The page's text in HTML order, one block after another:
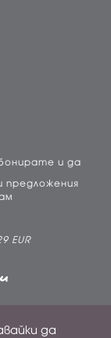
и да
предложения
EUR
да